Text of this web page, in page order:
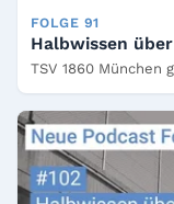
FOLGE 91
Halbwissen
TSV 1860 München